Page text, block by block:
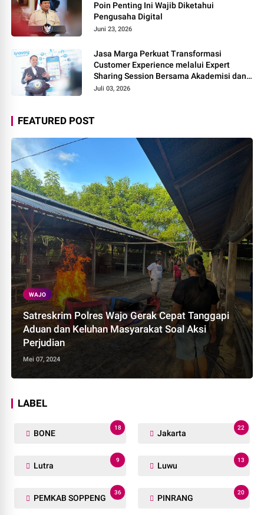
Poin Penting Ini Wajib Diketahui
Pengusaha Digital
Juni 23, 2026
Jasa Marga Perkuat Transformasi
Customer Experience melalui Expert
Sharing Session Bersama Akademisi dan
Praktisi
Juli 03, 2026
FEATURED POST
WAJO
Satreskrim Polres Wajo Gerak Cepat Tanggapi
Aduan dan Keluhan Masyarakat Soal Aksi
Perjudian
Mei 07, 2024
LABEL
BONE
18
Jakarta
22
Lutra
9
Luwu
13
PEMKAB SOPPENG
36
PINRANG
20